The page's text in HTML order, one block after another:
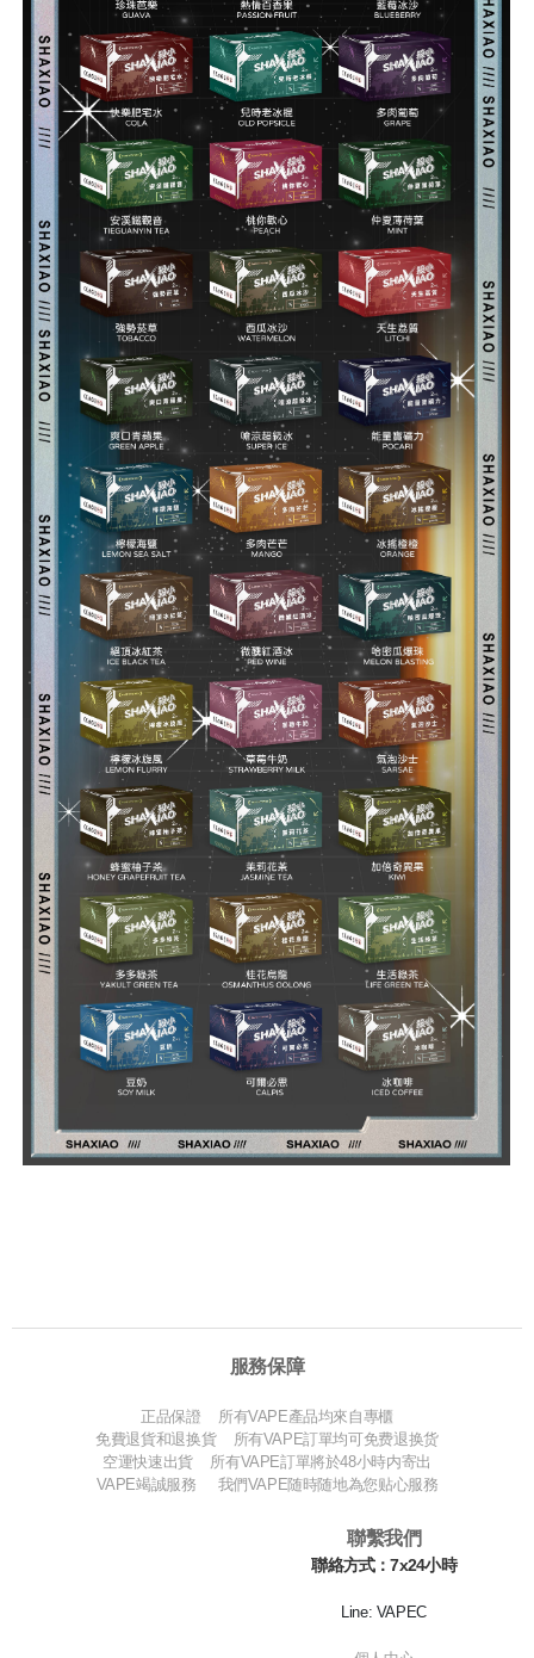
服務保障
正品保證 所有VAPE產品均來自專櫃
免費退貨和退换貨 所有VAPE訂單均可免费退换货
空運快速出貨 所有VAPE訂單將於48小時内寄出
VAPE竭誠服務 我們VAPE随時随地為您贴心服務
聯繫我們
聯絡方式：7x24小時
Line: VAPEC